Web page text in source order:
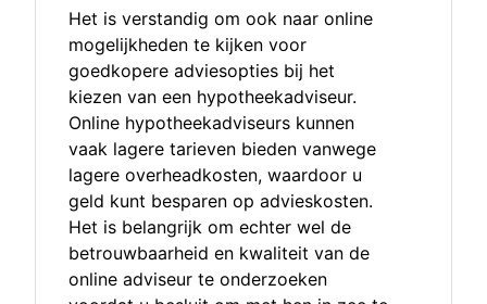
Het is verstandig om ook naar online
mogelijkheden te kijken voor
goedkopere adviesopties bij het
kiezen van een hypotheekadviseur.
Online hypotheekadviseurs kunnen
vaak lagere tarieven bieden vanwege
lagere overheadkosten, waardoor u
geld kunt besparen op advieskosten.
Het is belangrijk om echter wel de
betrouwbaarheid en kwaliteit van de
online adviseur te onderzoeken